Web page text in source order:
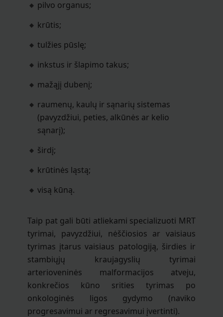
pilvo organus;
krūtis;
tulžies pūslę;
inkstus ir šlapimo takus;
mažąjį dubenį;
raumenų, kaulų ir sąnarių sistemas
(pavyzdžiui, peties, alkūnės ar kelio
sąnarį);
širdį;
krūtinės ląstą;
visą kūną.
Taip pat gali būti atliekami specializuoti MRT
tyrimai, pavyzdžiui, nėščiosios ar vaisiaus
tyrimas įtarus vaisiaus patologiją, širdies ir
stambiųjų kraujagyslių tyrimai
arterioveninės malformacijos atveju,
konkrečios kūno srities tyrimas po
onkologinės ligos gydymo (naviko
progresavimui ar regresavimui įvertinti).